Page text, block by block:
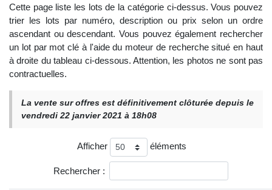
Cette page liste les lots de la catégorie ci-dessus. Vous pouvez
trier les lots par numéro, description ou prix selon un ordre
ascendant ou descendant. Vous pouvez également rechercher
un lot par mot clé à l'aide du moteur de recherche situé en haut
à droite du tableau ci-dessous. Attention, les photos ne sont pas
contractuelles.
La vente sur offres est définitivement clôturée depuis le
vendredi 22 janvier 2021 à 18h08
Afficher éléments
Rechercher :